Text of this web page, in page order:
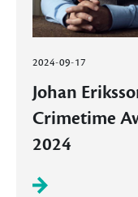
2024-09-17
Johan
Crimetime
2024